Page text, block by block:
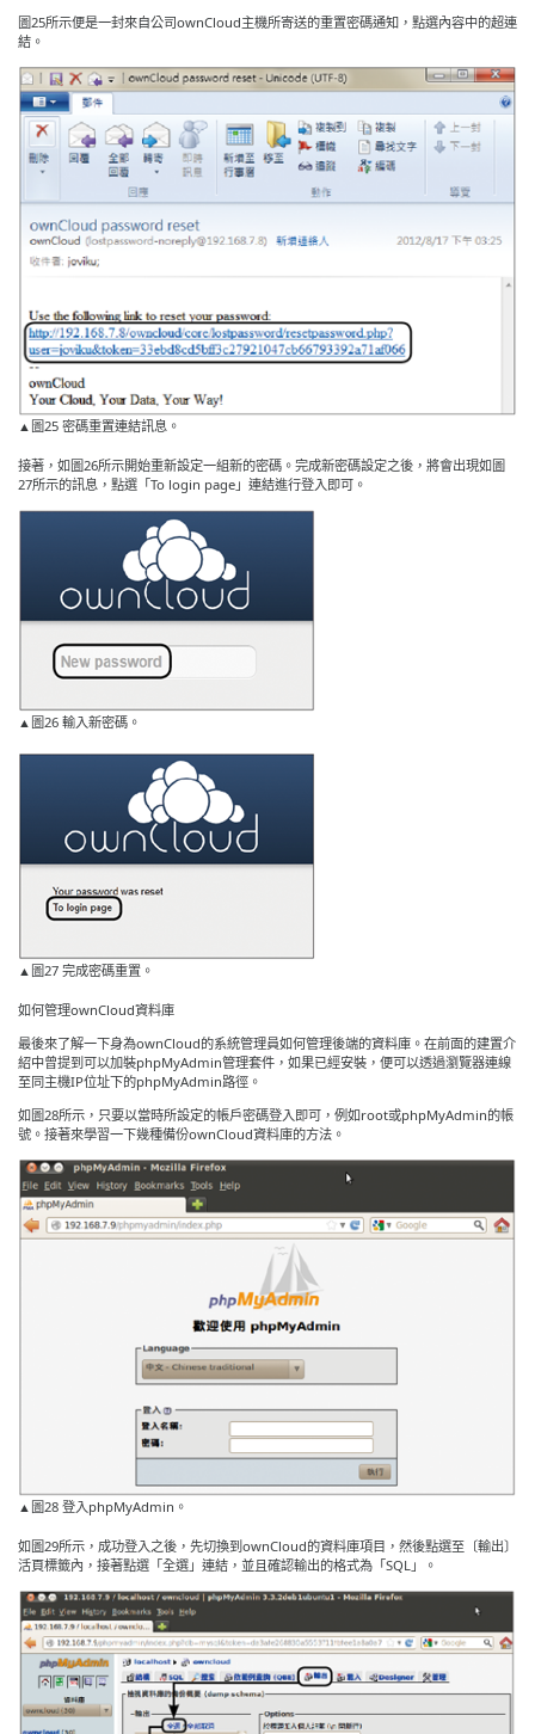
圖25所示便是一封來自公司ownCloud主機所寄送的重置密碼通知，點選內容中的超連
結。
▲圖25 密碼重置連結訊息。
接著，如圖26所示開始重新設定一組新的密碼。完成新密碼設定之後，將會出現如圖
27所示的訊息，點選「To login page」連結進行登入即可。
▲圖26 輸入新密碼。
▲圖27 完成密碼重置。
如何管理ownCloud資料庫
最後來了解一下身為ownCloud的系統管理員如何管理後端的資料庫。在前面的建置介
紹中曾提到可以加裝phpMyAdmin管理套件，如果已經安裝，便可以透過瀏覽器連線
至同主機IP位址下的phpMyAdmin路徑。
如圖28所示，只要以當時所設定的帳戶密碼登入即可，例如root或phpMyAdmin的帳
號。接著來學習一下幾種備份ownCloud資料庫的方法。
▲圖28 登入phpMyAdmin。
如圖29所示，成功登入之後，先切換到ownCloud的資料庫項目，然後點選至〔輸出〕
活頁標籤內，接著點選「全選」連結，並且確認輸出的格式為「SQL」。